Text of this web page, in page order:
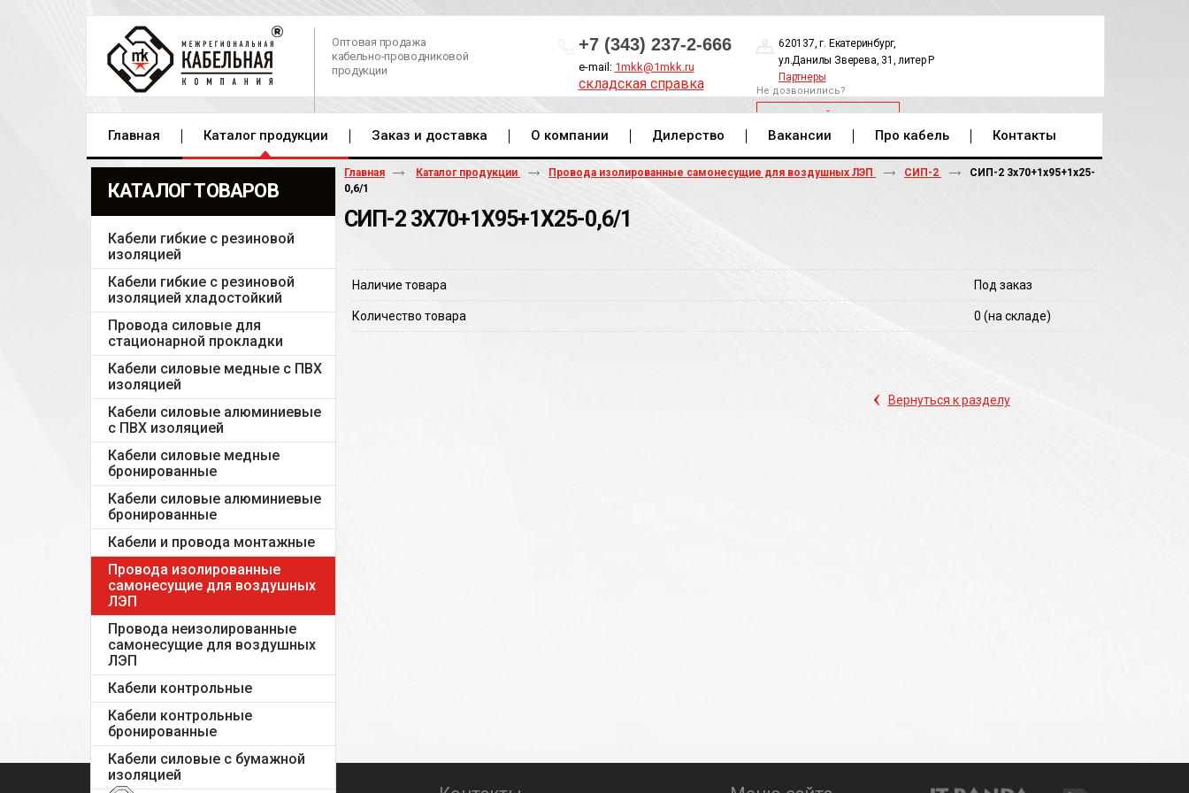
Оптовая продажа
кабельно-проводниковой
продукции
+7 (343) 237-2-666
e-mail: 1mkk@1mkk.ru
складская справка
620137, г. Екатеринбург,
ул.Данилы Зверева, 31, литер Р
Партнеры
Не дозвонились?
ОБРАТНЫЙ ЗВОНОК
Главная Каталог продукции Заказ и доставка О компании Дилерство Вакансии Про кабель Контакты
КАТАЛОГ ТОВАРОВ
Кабели гибкие с резиновой
изоляцией
Кабели гибкие с резиновой
изоляцией хладостойкий
Провода силовые для
стационарной прокладки
Кабели силовые медные с ПВХ
изоляцией
Кабели силовые алюминиевые
с ПВХ изоляцией
Кабели силовые медные
бронированные
Кабели силовые алюминиевые
бронированные
Кабели и провода монтажные
Провода изолированные
самонесущие для воздушных
ЛЭП
Провода неизолированные
самонесущие для воздушных
ЛЭП
Кабели контрольные
Кабели контрольные
бронированные
Кабели силовые с бумажной
изоляцией
Главная Каталог продукции Провода изолированные самонесущие для воздушных ЛЭП СИП-2
СИП-2 3х70+1х95+1х25-
0,6/1
СИП-2 3Х70+1Х95+1Х25-0,6/1
Наличие товара Под заказ
Количество товара 0 (на складе)
‹ Вернуться к разделу